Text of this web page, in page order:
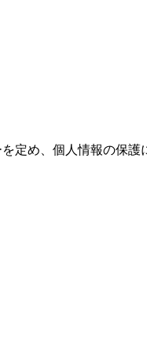
定め、個人情報の保護